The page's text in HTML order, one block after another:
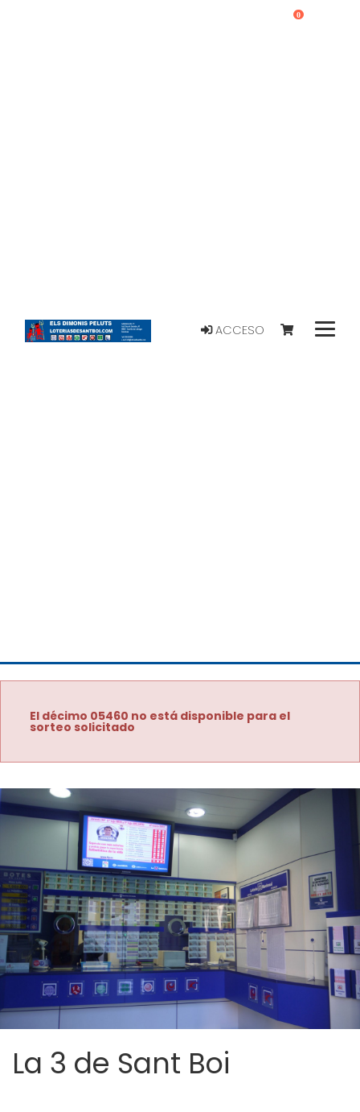
ACCESO
0
El décimo 05460 no está disponible para el
sorteo solicitado
La 3 de Sant Boi